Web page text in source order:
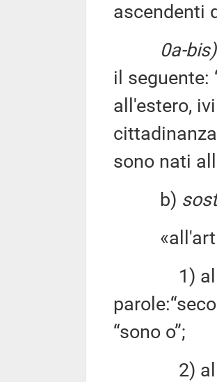
ascendenti
0a-bis)
il seguente:
all'estero,
sono nati
b)
1) al
“sono o”;
2) al